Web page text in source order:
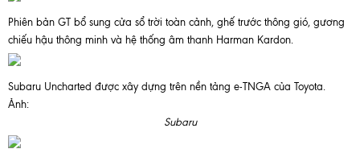
Phiên bản GT bổ sung cửa sổ trời toàn cảnh, ghế trước thông gió, gương
chiếu hậu thông minh và hệ thống âm thanh Harman Kardon.
Subaru Uncharted được xây dựng trên nền tảng e-TNGA của Toyota.
Ảnh:
Subaru